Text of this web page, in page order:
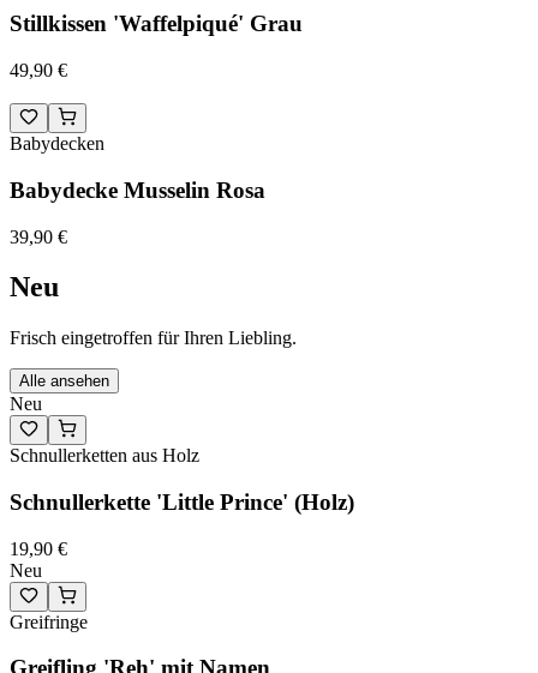
Stillkissen 'Waffelpiqué' Grau
49,90 €
Babydecken
Babydecke Musselin Rosa
39,90 €
Neu
Frisch eingetroffen für Ihren Liebling.
Alle ansehen
Neu
Schnullerketten aus Holz
Schnullerkette 'Little Prince' (Holz)
19,90 €
Neu
Greifringe